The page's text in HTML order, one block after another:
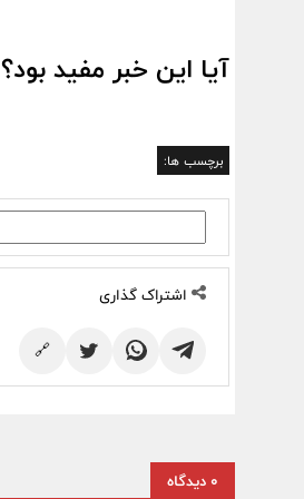
آیا این خبر مفید بود؟
برچسب ها:
اشتراک گذاری
🔗
0 دیدگاه